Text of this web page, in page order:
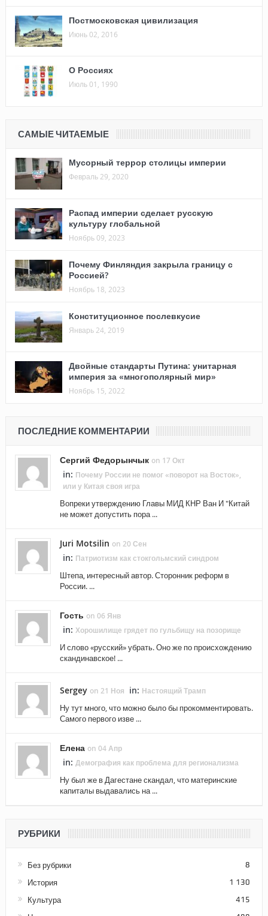
Постмосковская цивилизация
Июнь 02, 2016
О Россиях
Июль 01, 1990
САМЫЕ ЧИТАЕМЫЕ
Мусорный террор столицы империи
Февраль 29, 2020
Распад империи сделает русскую
культуру глобальной
Ноябрь 09, 2023
Почему Финляндия закрыла границу с
Россией?
Ноябрь 18, 2023
Конституционное послевкусие
Январь 24, 2019
Двойные стандарты Путина: унитарная
империя за «многополярный мир»
Ноябрь 15, 2022
ПОСЛЕДНИЕ КОММЕНТАРИИ
Сергий Федорынчык on 17 Окт
in: Почему России не помог «поворот на Восток»,
или у Китая своя игра
Вопреки утверждению Главы МИД КНР Ван И "Китай
не может допустить пора ...
Juri Motsilin on 20 Сен
in: Патриотизм как стокгольмский синдром
Штепа, интересный автор. Сторонник реформ в
России. ...
Гость on 06 Янв
in: Хорошилище грядет по гульбищу на позорище
И слово «русский» убрать. Оно же по происхождению
скандинавское! ...
Sergey on 21 Ноя in: Настоящий Трамп
Ну тут много, что можно было бы прокомментировать.
Самого первого изве ...
Елена on 04 Апр
in: Демография как проблема для регионализма
Ну был же в Дагестане скандал, что материнские
капиталы выдавались на ...
РУБРИКИ
Без рубрики 8
История 1 130
Культура 415